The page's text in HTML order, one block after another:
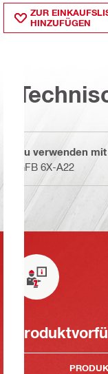
ZUR
HINZUFÜGEN
Zu verwenden mit
GFB 6X-A22